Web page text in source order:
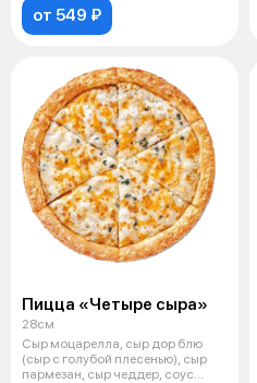
от 549 ₽
Пицца «Четыре сыра»
28см
Сыр моцарелла, сыр дор блю
(сыр с голубой плесенью), сыр
пармезан, сыр чеддер, соус